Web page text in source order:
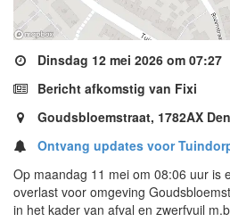
Dinsdag 12 mei 2026 om 07:27
Bericht afkomstig van Fixi
Goudsbloemstraat, 1782AX
Ontvang updates voor
Op maandag 11 mei om 08:06 uur is
overlast voor omgeving
in het kader van afval en zwerfvuil